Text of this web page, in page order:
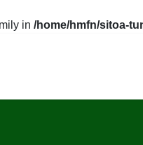
in /home/hmfn/sitoa-